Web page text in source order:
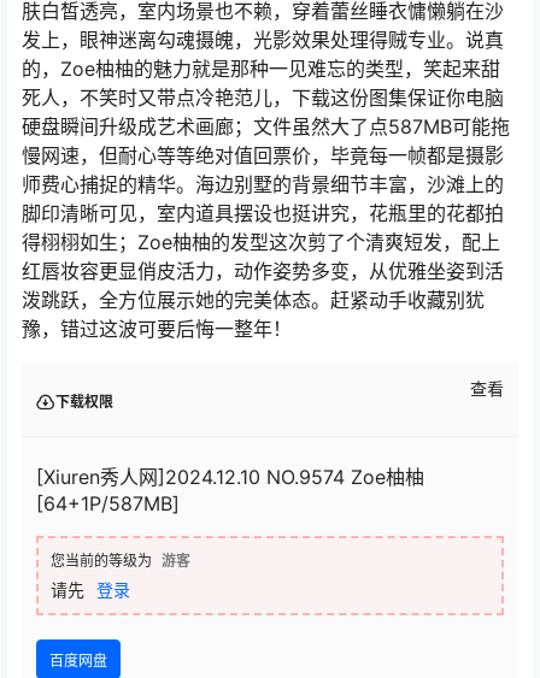
肤白皙透亮，室内场景也不赖，穿着蕾丝睡衣慵懒躺在沙
发上，眼神迷离勾魂摄魄，光影效果处理得贼专业。说真
的，Zoe柚柚的魅力就是那种一见难忘的类型，笑起来甜
死人，不笑时又带点冷艳范儿，下载这份图集保证你电脑
硬盘瞬间升级成艺术画廊；文件虽然大了点587MB可能拖
慢网速，但耐心等等绝对值回票价，毕竟每一帧都是摄影
师费心捕捉的精华。海边别墅的背景细节丰富，沙滩上的
脚印清晰可见，室内道具摆设也挺讲究，花瓶里的花都拍
得栩栩如生；Zoe柚柚的发型这次剪了个清爽短发，配上
红唇妆容更显俏皮活力，动作姿势多变，从优雅坐姿到活
泼跳跃，全方位展示她的完美体态。赶紧动手收藏别犹
豫，错过这波可要后悔一整年！
下载权限
查看
[Xiuren秀人网]2024.12.10 NO.9574 Zoe柚柚
[64+1P/587MB]
您当前的等级为 游客
请先 登录
百度网盘